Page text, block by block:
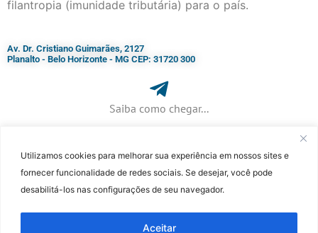
Utilizamos cookies para melhorar sua experiência em nossos sites e
fornecer funcionalidade de redes sociais. Se desejar, você pode
desabilitá-los nas configurações de seu navegador.
Aceitar
filantropia (imunidade tributária) para o país.
Av. Dr. Cristiano Guimarães, 2127
Planalto - Belo Horizonte - MG CEP: 31720 300
Saiba como chegar...
+ 55 (31) 3115-7000​
Patrick de Souza